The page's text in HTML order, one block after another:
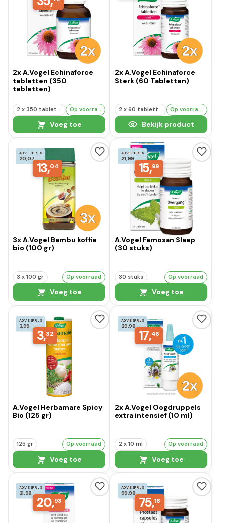
2x A.Vogel Echinaforce
tabletten (350
tabletten)
2 x 350 tabletten Op voorraad
Voeg toe
2x A.Vogel Echinaforce
Sterk (60 Tabletten)
2 x 60 tabletten Op voorraad
Bekijk product
ADVIESPRIJS
20,07
13,04
3x A.Vogel Bambu koffie
bio (100 gr)
3 x 100 gr Op voorraad
Voeg toe
ADVIESPRIJS
21,99
15,99
A.Vogel Famosan Slaap
(30 stuks)
30 stuks Op voorraad
Voeg toe
ADVIESPRIJS
3,99
3,32
A.Vogel Herbamare Spicy
Bio (125 gr)
125 gr Op voorraad
Voeg toe
ADVIESPRIJS
29,98
17,46
2x A.Vogel Oogdruppels
extra intensief (10 ml)
2 x 10 ml Op voorraad
Voeg toe
ADVIESPRIJS
31,98
20,93
ADVIESPRIJS
99,98
75,18